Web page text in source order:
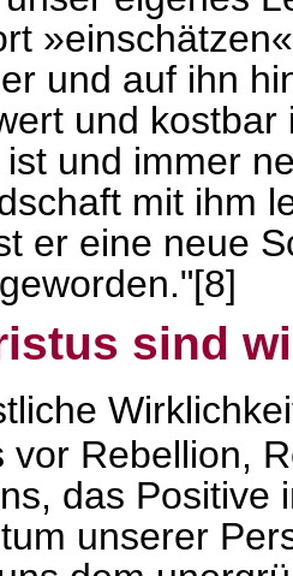
und auf ihn
und
und immer
mit ihm
er eine neue
sind
vor Rebellion,
das Positive
unserer